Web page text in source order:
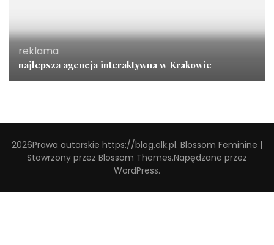
reklama
najlepsza agencja interaktywna w Krakowie
2026Prawa autorskie https://blog.elk.pl. Blossom Feminine |
Stowrzony przez Blossom Themes.Napędzane przez
WordPress.